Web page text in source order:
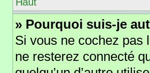
» Pourquoi suis-je
Si vous ne cochez pas
ne resterez connecté